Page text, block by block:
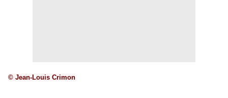
© Jean-Louis Crimon